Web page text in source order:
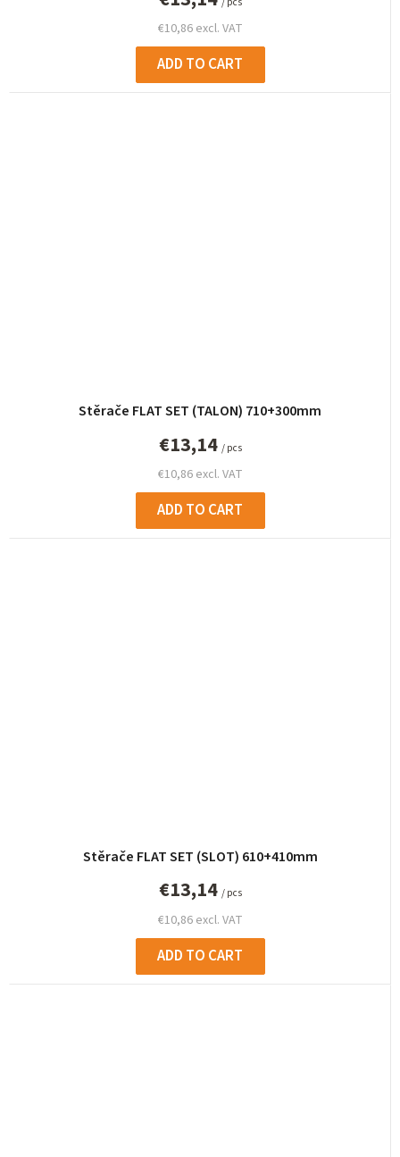
€10,86 excl. VAT
ADD TO CART
Stěrače FLAT SET (TALON) 710+300mm
€10,86 excl. VAT
€13,14 / pcs
ADD TO CART
Stěrače FLAT SET (SLOT) 610+410mm
€10,86 excl. VAT
€13,14 / pcs
ADD TO CART